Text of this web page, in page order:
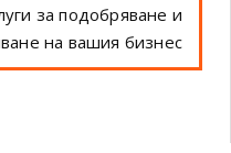
за подобряване и
на вашия бизнес